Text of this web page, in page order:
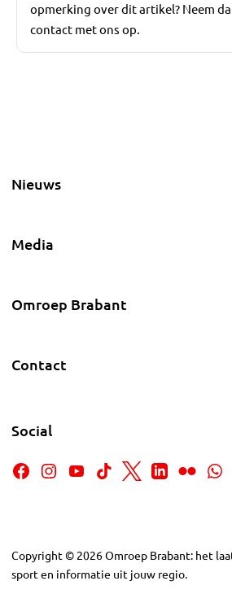
opmerking over dit artikel? Neem
contact met ons op.
Nieuws
Media
Omroep Brabant
Contact
Social
Copyright © 2026Omroep Brabant: het
sport en informatie uit jouw regio.